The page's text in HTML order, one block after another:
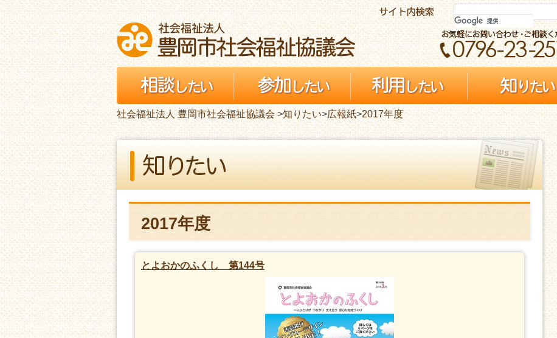
社会福祉法人 豊岡市社会福祉協議会>知りたい>広報紙>2017年度
2017年度
とよおかのふくし 第144号